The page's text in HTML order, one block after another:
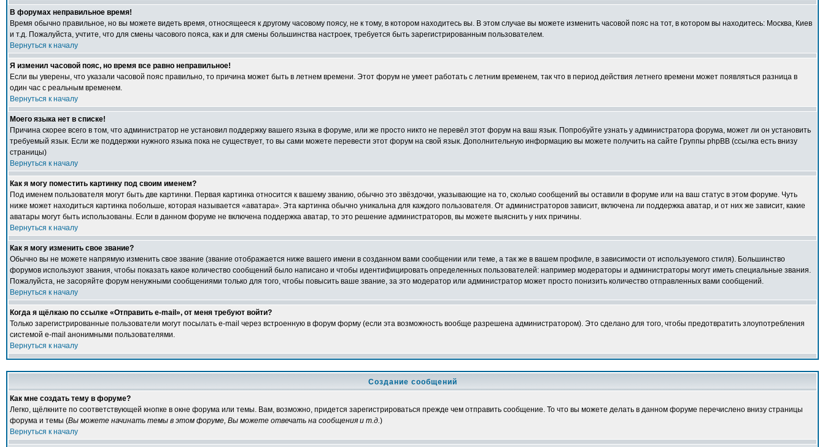
В форумах неправильное время!
Время обычно правильное, но вы можете видеть время, относящееся к другому часовому поясу, не к тому, в котором находитесь вы. В этом случае вы можете изменить часовой пояс на тот, в котором вы находитесь: Москва, Киев
и т.д. Пожалуйста, учтите, что для смены часового пояса, как и для смены большинства настроек, требуется быть зарегистрированным пользователем.
Вернуться к началу
Я изменил часовой пояс, но время все равно неправильное!
Если вы уверены, что указали часовой пояс правильно, то причина может быть в летнем времени. Этот форум не умеет работать с летним временем, так что в период действия летнего времени может появляться разница в
один час с реальным временем.
Вернуться к началу
Моего языка нет в списке!
Причина скорее всего в том, что администратор не установил поддержку вашего языка в форуме, или же просто никто не перевёл этот форум на ваш язык. Попробуйте узнать у администратора форума, может ли он установить
требуемый язык. Если же поддержки нужного языка пока не существует, то вы сами можете перевести этот форум на свой язык. Дополнительную информацию вы можете получить на сайте Группы phpBB (ссылка есть внизу
страницы)
Вернуться к началу
Как я могу поместить картинку под своим именем?
Под именем пользователя могут быть две картинки. Первая картинка относится к вашему званию, обычно это звёздочки, указывающие на то, сколько сообщений вы оставили в форуме или на ваш статус в этом форуме. Чуть
ниже может находиться картинка побольше, которая называется «аватара». Эта картинка обычно уникальна для каждого пользователя. От администраторов зависит, включена ли поддержка аватар, и от них же зависит, какие
аватары могут быть использованы. Если в данном форуме не включена поддержка аватар, то это решение администраторов, вы можете выяснить у них причины.
Вернуться к началу
Как я могу изменить свое звание?
Обычно вы не можете напрямую изменить свое звание (звание отображается ниже вашего имени в созданном вами сообщении или теме, а так же в вашем профиле, в зависимости от используемого стиля). Большинство
форумов используют звания, чтобы показать какое количество сообщений было написано и чтобы идентифицировать определенных пользователей: например модераторы и администраторы могут иметь специальные звания.
Пожалуйста, не засоряйте форум ненужными сообщениями только для того, чтобы повысить ваше звание, за это модератор или администратор может просто понизить количество отправленных вами сообщений.
Вернуться к началу
Когда я щёлкаю по ссылке «Отправить e-mail», от меня требуют войти?
Только зарегистрированные пользователи могут посылать e-mail через встроенную в форум форму (если эта возможность вообще разрешена администратором). Это сделано для того, чтобы предотвратить злоупотребления
системой e-mail анонимными пользователями.
Вернуться к началу
Создание сообщений
Как мне создать тему в форуме?
Легко, щёлкните по соответствующей кнопке в окне форума или темы. Вам, возможно, придется зарегистрироваться прежде чем отправить сообщение. То что вы можете делать в данном форуме перечислено внизу страницы
форума и темы (Вы можете начинать темы в этом форуме, Вы можете отвечать на сообщения и т.д.)
Вернуться к началу